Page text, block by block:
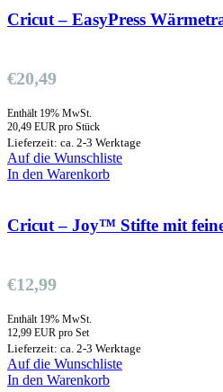
Cricut – EasyPress
€20,49
Enthält 19% MwSt.
20,49 EUR pro Stück
Lieferzeit: ca. 2-3 Werktage
Auf die Wunschliste
In den Warenkorb
Cricut – Joy™ Stifte mit
€12,99
Enthält 19% MwSt.
12,99 EUR pro Set
Lieferzeit: ca. 2-3 Werktage
Auf die Wunschliste
In den Warenkorb